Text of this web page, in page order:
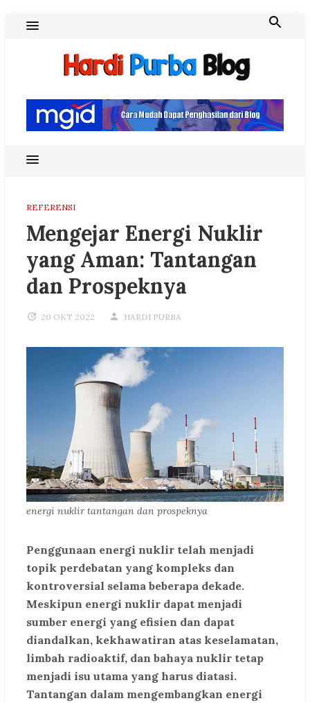
REFERENSI
Mengejar Energi Nuklir
yang Aman: Tantangan
dan Prospeknya
20 OKT 2022 HARDI PURBA
energi nuklir tantangan dan prospeknya
Penggunaan energi nuklir telah menjadi
topik perdebatan yang kompleks dan
kontroversial selama beberapa dekade.
Meskipun energi nuklir dapat menjadi
sumber energi yang efisien dan dapat
diandalkan, kekhawatiran atas keselamatan,
limbah radioaktif, dan bahaya nuklir tetap
menjadi isu utama yang harus diatasi.
Tantangan dalam mengembangkan energi